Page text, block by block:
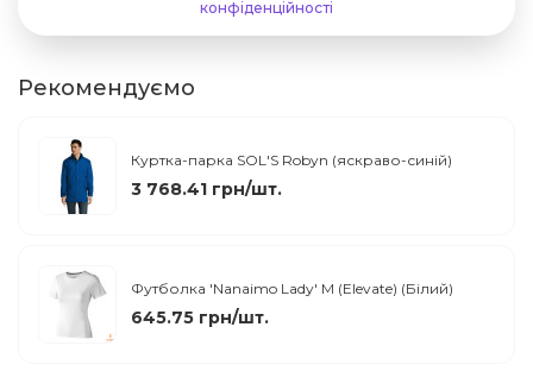
конфіденційності
Рекомендуємо
Куртка-парка SOL'S Robyn (яскраво-синій)
3 768.41 грн/шт.
Футболка 'Nanaimo Lady' M (Elevate) (Білий)
645.75 грн/шт.